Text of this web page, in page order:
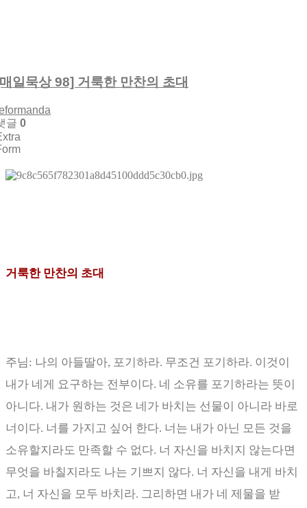
일묵상 98] 거룩한 만찬의 초대
글 0
거룩한 만찬의 초대
주님: 나의 아들딸아, 포기하라. 무조건 포기하라. 이것이
내가 네게 요구하는 전부이다. 네 소유를 포기하라는 뜻이
아니다. 내가 원하는 것은 네가 바치는 선물이 아니라 바로
너이다. 너를 가지고 싶어 한다. 너는 내가 아닌 모든 것을
소유할지라도 만족할 수 없다. 너 자신을 바치지 않는다면
무엇을 바칠지라도 나는 기쁘지 않다. 너 자신을 내게 바치
고, 너 자신을 모두 바치라. 그리하면 내가 네 제물을 받